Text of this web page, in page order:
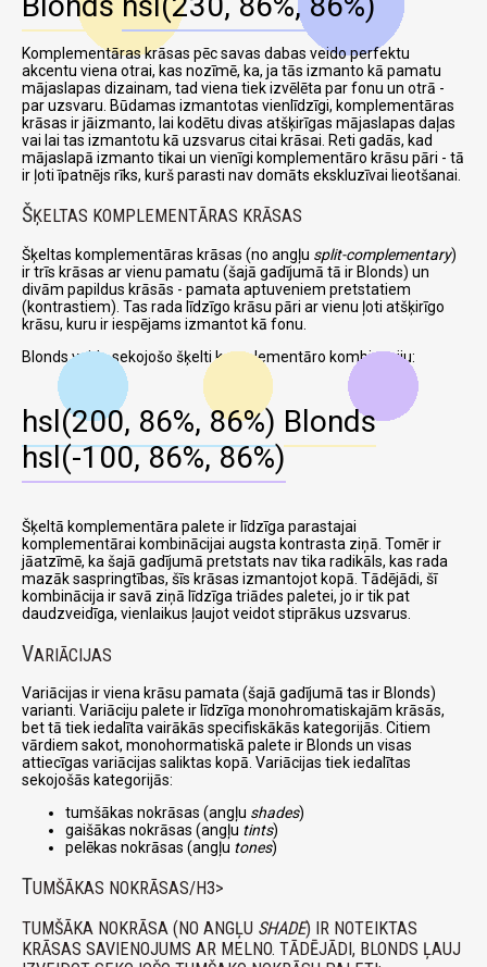
Komplementāras krāsas pēc savas dabas veido perfektu
akcentu viena otrai, kas nozīmē, ka, ja tās izmanto kā pamatu
mājaslapas dizainam, tad viena tiek izvēlēta par fonu un otrā -
par uzsvaru. Būdamas izmantotas vienlīdzīgi, komplementāras
krāsas ir jāizmanto, lai kodētu divas atšķirīgas mājaslapas daļas
vai lai tas izmantotu kā uzsvarus citai krāsai. Reti gadās, kad
mājaslapā izmanto tikai un vienīgi komplementāro krāsu pāri - tā
ir ļoti īpatnējs rīks, kurš parasti nav domāts ekskluzīvai lieotšanai.
ŠĶELTAS KOMPLEMENTĀRAS KRĀSAS
Šķeltas komplementāras krāsas (no angļu split-complementary)
ir trīs krāsas ar vienu pamatu (šajā gadījumā tā ir Blonds) un
divām papildus krāsās - pamata aptuveniem pretstatiem
(kontrastiem). Tas rada līdzīgo krāsu pāri ar vienu ļoti atšķirīgo
krāsu, kuru ir iespējams izmantot kā fonu.
Blonds veido sekojošo šķelti komplementāro kombināciju:
hsl(200, 86%, 86%) Blonds
hsl(-100, 86%, 86%)
Šķeltā komplementāra palete ir līdzīga parastajai
komplementārai kombinācijai augsta kontrasta ziņā. Tomēr ir
jāatzīmē, ka šajā gadījumā pretstats nav tika radikāls, kas rada
mazāk saspringtības, šīs krāsas izmantojot kopā. Tādējādi, šī
kombinācija ir savā ziņā līdzīga triādes paletei, jo ir tik pat
daudzveidīga, vienlaikus ļaujot veidot stiprākus uzsvarus.
VARIĀCIJAS
Variācijas ir viena krāsu pamata (šajā gadījumā tas ir Blonds)
varianti. Variāciju palete ir līdzīga monohromatiskajām krāsās,
bet tā tiek iedalīta vairākās specifiskākās kategorijās. Citiem
vārdiem sakot, monohormatiskā palete ir Blonds un visas
attiecīgas variācijas saliktas kopā. Variācijas tiek iedalītas
sekojošās kategorijās:
tumšākas nokrāsas (angļu shades)
gaišākas nokrāsas (angļu tints)
pelēkas nokrāsas (angļu tones)
TUMŠĀKAS NOKRĀSAS/H3>
TUMŠĀKA NOKRĀSA (NO ANGĻU SHADE) IR NOTEIKTAS
KRĀSAS SAVIENOJUMS AR MELNO. TĀDĒJĀDI, BLONDS ĻAUJ